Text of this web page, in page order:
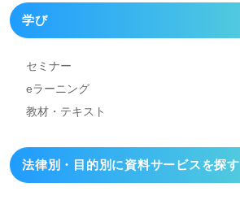
学び
セミナー
eラーニング
教材・テキスト
法律別・目的別に資料サービスを探す